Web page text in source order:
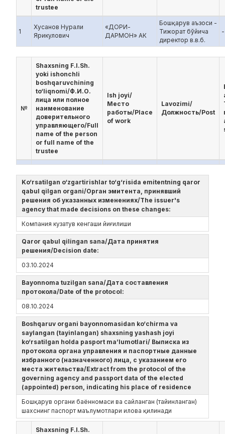
trustee
1
Хусанов Нурали
Ярикулович
«ДОРИ-
ДАРМОН» АК
Бошқарув аъзоси -
Тижорат бўйича
директор в.в.б.
-
№
Shaxsning F.I.Sh.
yoki ishonchli
boshqaruvchining
to‘liqnomi/Ф.И.О.
лица или полное
наименование
доверительного
управляющего/Full
name of the person
or full name of the
trustee
Ish joyi/
Место
работы/Place
of work
Lavozimi/
Должность/Post
Ko‘rsatilgan o‘zgartirishlar to‘g‘risida emitentning qaror
qabul qilgan organi/Орган эмитента, принявший
решения об указанных изменениях/The issuer's
agency that made decisions on these changes:
Компания кузатув кенгаши йиғилиши
Qaror qabul qilingan sana/Дата принятия
решения/Decision date:
03.10.2024
Bayonnoma tuzilgan sana/Дата составления
протокола/Date of the protocol:
08.10.2024
Boshqaruv organi bayonnomasidan ko‘chirma va
saylangan (tayinlangan) shaxsning yashash joyi
ko‘rsatilgan holda pasport ma’lumotlari/ Выписка из
протокола органа управления и паспортные данные
избранного (назначенного) лица, с указанием его
места жительства/Extract from the protocol of the
governing agency and passport data of the elected
(appointed) person, indicating his place of residence
Бошқарув органи баённомаси ва сайланган (тайинланган)
шахснинг паспорт маълумотлари илова қилинади
Shaxsning F.I.Sh.